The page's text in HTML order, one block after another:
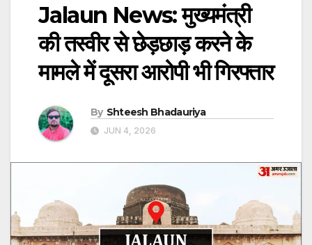
Jalaun News: मुख्यमंत्री
की तस्वीर से छेड़छाड़ करने के
मामले में दूसरा आरोपी भी गिरफ्तार
By Shteesh Bhadauriya
JUN 4, 2026